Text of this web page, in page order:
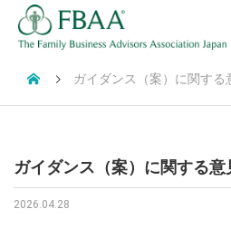
ガイダンス（案）に関する
ガイダンス（案）に関する
2026.04.28